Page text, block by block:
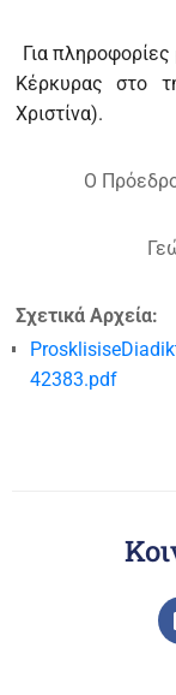
Για
Κέρκυρας στο
Χριστίνα).
Ο
Σχετικά Αρχεία:
42383.pdf